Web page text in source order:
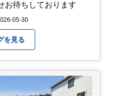
お待ちしております
05-30
を見る